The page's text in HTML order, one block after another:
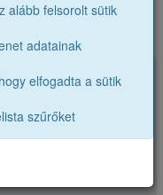
alább felsorolt sütik
adatainak
elfogadta a sütik
szűrőket